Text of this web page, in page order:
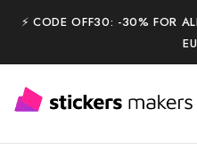
⚡️ CODE OFF30: -30% FOR